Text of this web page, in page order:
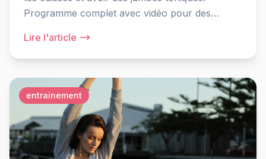
Programme complet avec vidéo pour des
Lire l'article
entrainement